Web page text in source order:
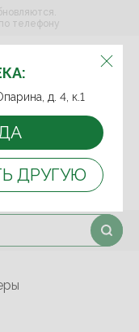
АПТЕКУ:
Опарина,
д. 4, к.1
ДРУГУЮ
телефону
(499) 749-74-89
73